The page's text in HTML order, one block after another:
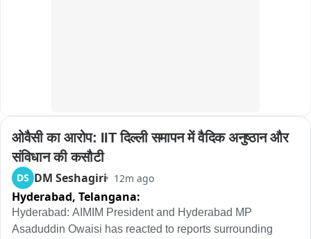
વાયરલ વીડિયો અને ગુણવત્તા સામે ઊભા થયેલા સવાલો બાદ હવે
આ સમગ્ર معاملાની તટસ્થ અને ઉચ્ચસ્તરીય તપાસ કરવામાં
આવે તે જરૂરી છે. સરકારના નાણાનો સદુપયોગ થાય અને વનની
કામગીરી મજબૂત અને टिकાઉ બને તે માટે ઉચ્ચ અધિકારીઓ
દ્વારા સ્થળ તપાસ કરી યોગ્ય કાર્યવાહી કરવામાં આવે તે જરૂરી છે.
होटल मेहमानों की सुविधा, आराम और सुगम प्रवास के लिए विशेष रूप से
डिज़ाइन किए गए 'लीन-लक्स' कमरों से सुसज्जित है। इस होटल का मुख्य
आकर्षण ब्रांड का सिग्नेचर ऑल-डे डाइनिंग रेस्टोरेंट 'क्यूमिन' है, जहाँ
स्थानीय व्यंजनों के साथ-साथ वैश्विक स्वादों का भी लुत्फ उठाया जा सकता
है। इसके अलावा, होटल में शादियों, सामाजिक उत्सवों, सम्मेलनों और
कॉर्पोरेट बैठकों के लिए बहुपयोगी इवेंट और बैंक्वेट स्पेस भी उपलब्ध हैं।
ओवैसी का आरोप: IIT दिल्ली समापन में वैदिक अनुष्ठान और
संविधान की कसौटी
DS DM Seshagiri 12m ago
Hyderabad, Telangana:
Hyderabad: AIMIM President and Hyderabad MP
Asaduddin Owaisi has reacted to reports surrounding